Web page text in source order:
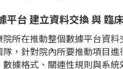
平台 建立資料交換 與 臨
院所在推動整個數據平台資
隊，針對院內所要推動項目
據格式、關連性規則與系